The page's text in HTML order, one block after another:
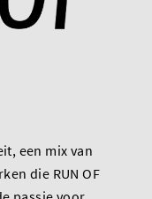
een mix van
die RUN OF